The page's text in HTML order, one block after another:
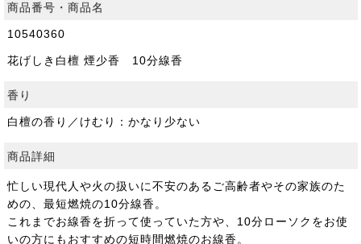
商品番号・商品名
10540360
花げしき白檀 煙少香 10分線香
香り
白檀の香り／けむり：かなり少ない
商品詳細
忙しい現代人や火の扱いに不安のあるご高齢者やその家族のた
めの、最短燃焼の10分線香。
これまでお線香を折って使っていた方や、10分ローソクをお使
いの方にもおすすめの短時間燃焼のお線香。